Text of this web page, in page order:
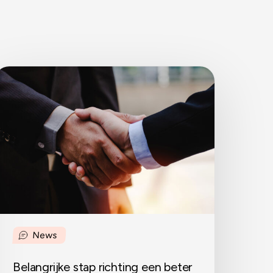
News
beter
ondernemingsklimaat
Belangrijke stap richting een beter